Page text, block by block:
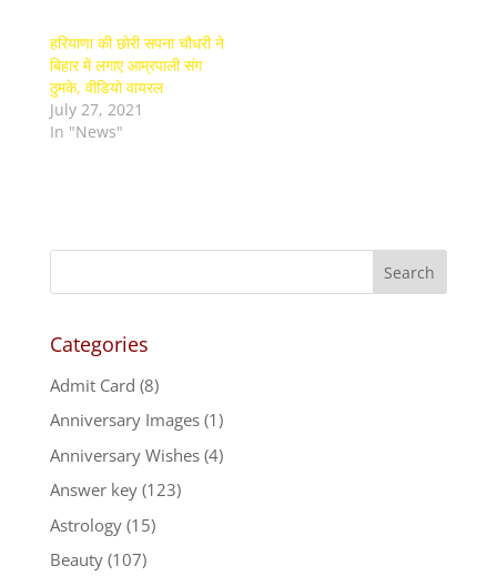
हरियाणा की छोरी सपना चौधरी ने
बिहार में लगाए आम्रपाली संग
ठुमके, वीडियो वायरल
July 27, 2021
In "News"
Categories
Admit Card (8)
Anniversary Images(1)
Anniversary Wishes(4)
Answer key(123)
Astrology(15)
Beauty(107)